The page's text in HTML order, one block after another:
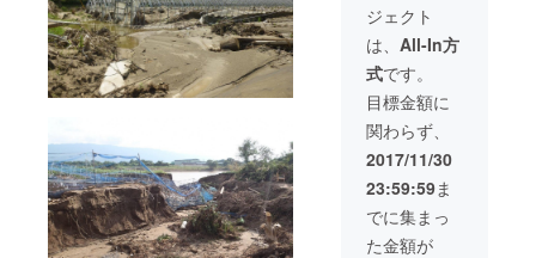
ジェクト
は、 All-In方
式です。
目標金額に
関わらず、
2017/11/30
23:59:59ま
でに集まっ
た金額が